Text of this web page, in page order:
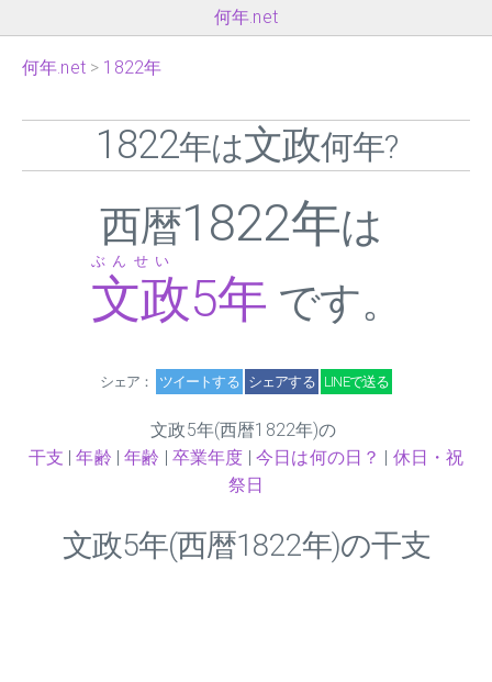
何年.net
何年.net 1822年
1822年は文政何年?
西暦1822年は
文政5年
ぶんせい
です。
シェア： ツイートする シェアする LINEで送る
文政5年(西暦1822年)の
干支 |年齢 |年齢 |卒業年度 |今日は何の日？ | 休日・祝
祭日
文政5年(西暦1822年)の干支